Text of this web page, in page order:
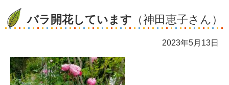
バラ開花しています （神田恵子さん）
2023年5月13日